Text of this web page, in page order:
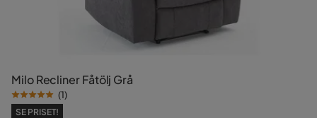
Milo Recliner Fåtölj Grå
(1)
SE PRISET!